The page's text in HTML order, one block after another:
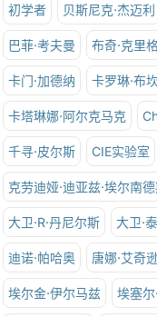
初学者 贝斯尼克·杰迈利
巴菲·考夫曼 布奇·克里
卡门·加德纳 卡罗琳·布
卡塔琳娜·阿尔克马克
千寻·皮尔斯 CIE实验室
克劳迪娅·迪亚兹·埃尔南
大卫·R·丹尼尔斯 大卫·
迪诺·帕哈奥 唐娜·艾奇
埃尔金·伊尔马兹 埃塞尔